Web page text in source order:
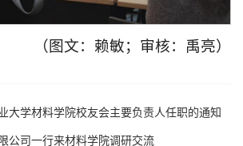
（图文：赖敏；审核：禹亮）
大学材料学院校友会主要负责人任职的通知
公司一行来材料学院调研交流